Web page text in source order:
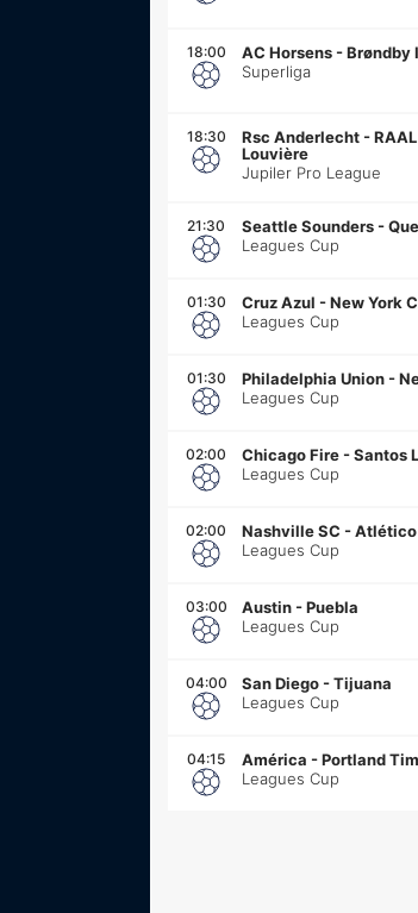
18:00 AC Horsens -Brøndby
Superliga
18:30 Rsc Anderlecht -
Louvière
Jupiler Pro League
21:30 Seattle Sounders -
Leagues Cup
01:30 Cruz Azul -New York
Leagues Cup
01:30 Philadelphia Union -
Leagues Cup
02:00 Chicago Fire -Santos
Leagues Cup
02:00 Nashville SC -Atlético
Leagues Cup
03:00 Austin -Puebla
Leagues Cup
04:00 San Diego -Tijuana
Leagues Cup
04:15 América -Portland
Leagues Cup